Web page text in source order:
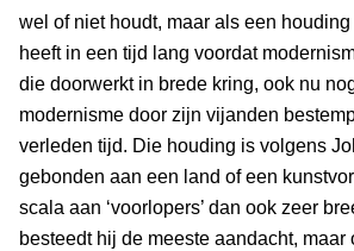
wel of niet houdt, maar als een
heeft in een tijd lang voordat
die doorwerkt in brede kring, ook nu
modernisme door zijn vijanden
verleden tijd. Die houding is volgens
gebonden aan een land of een
scala aan ‘voorlopers’ dan ook zeer
besteedt hij de meeste aandacht, maar